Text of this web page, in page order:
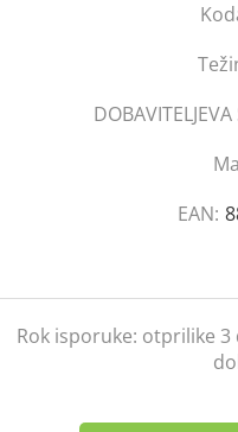
DOBAVITELJEVA
EAN:
Rok isporuke: otprilike 3